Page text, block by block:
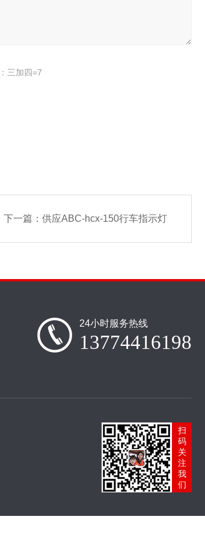
三加四=7
下一篇： 供应ABC-hcx-150行车指示灯
24小时服务热线
13774416198
扫
码
关
注
我
们